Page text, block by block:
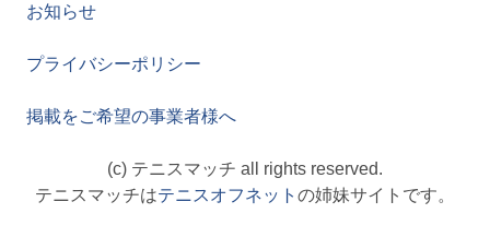
お知らせ
プライバシーポリシー
掲載をご希望の事業者様へ
(c) テニスマッチ all rights reserved.
テニスマッチはテニスオフネット の姉妹サイトです。